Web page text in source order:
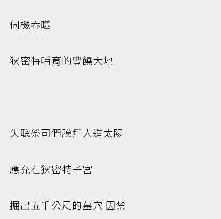
伺機吞噬
狄密特哺育的豐饒大地
失聰祭司們膜拜人造太陽
應允在狄密特子宮
掘出五千公尺的墓穴 囚禁